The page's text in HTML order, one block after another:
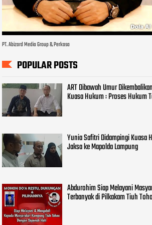
PT. Abizard Media Group & Perkasa
POPULAR POSTS
ART Dibawah Umur
Kuasa Hukum : Proses Hukum
Yunia Safitri Didampingi Kuasa
Jaksa ke Mapolda Lampung
Abdurohim Siap Melayani
Terbanyak di Pilkakam Tiuh